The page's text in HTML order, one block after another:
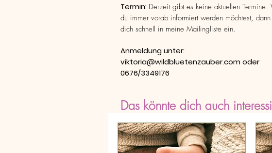
Termin: Derzeit gibt es keine aktuellen Termine.
du immer vorab informiert werden möchtest,
dich schnell in meine Mailingliste ein.
Anmeldung unter:
viktoria@wildbluetenzauber.comoder
0676/3349176
Das könnte dich auch